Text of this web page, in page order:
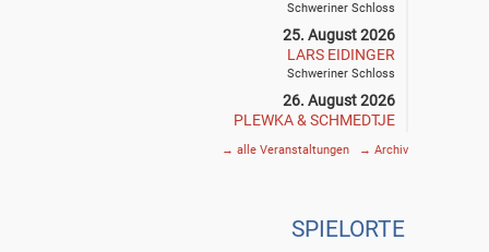
Schweriner Schloss
25. August 2026
LARS EIDINGER
Schweriner Schloss
26. August 2026
PLEWKA & SCHMEDTJE
29. August 2026
→ alle Veranstaltungen → Archiv
SPIELORTE